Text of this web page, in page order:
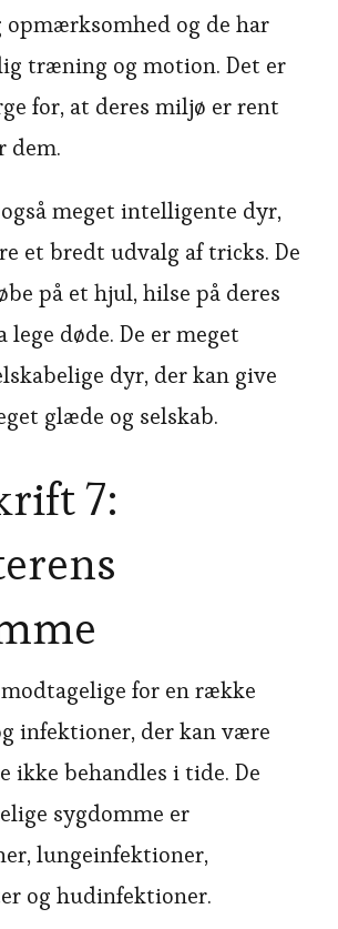
opmærksomhed og de har
træning og motion. Det er
for, at deres miljø er rent
dem.
meget intelligente dyr,
et bredt udvalg af tricks. De
på et hjul, hilse på deres
lege døde. De er meget
dyr, der kan give
glæde og selskab.
7:
for en række
infektioner, der kan være
ikke behandles i tide. De
sygdomme er
lungeinfektioner,
og hudinfektioner.